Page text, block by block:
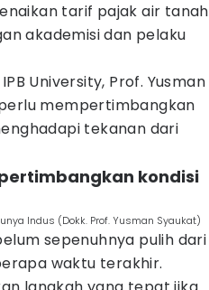
tarif pajak air tanah
akademisi dan pelaku
University, Prof. Yusman
mempertimbangkan
tekanan dari
kondisi
Indus (Dokk. Prof. Yusman Syaukat)
sepenuhnya pulih dari
waktu terakhir.